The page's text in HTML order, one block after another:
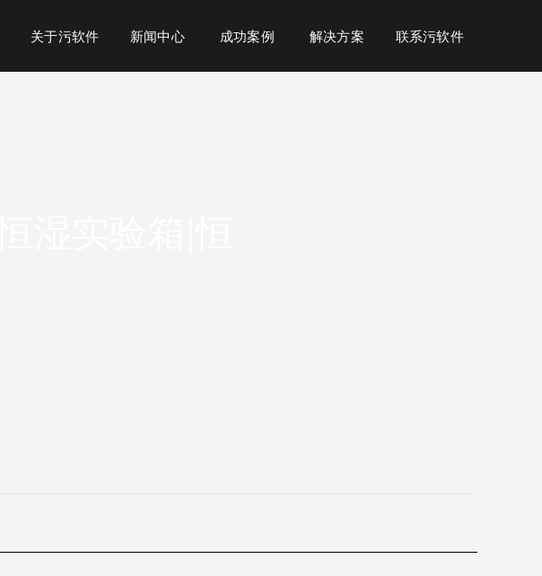
关于污软件 新闻中心 成功案例 解决方案 联系污软件